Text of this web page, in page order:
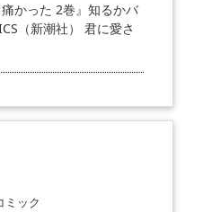
痛かった 2巻』知るかバ
（新潮社） 君に愛さ
ミック